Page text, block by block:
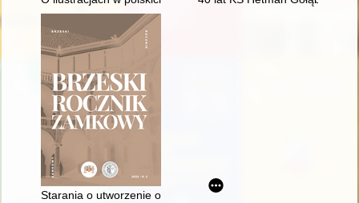
Starania o utworzenie opolskiego okręgu muzealnego w